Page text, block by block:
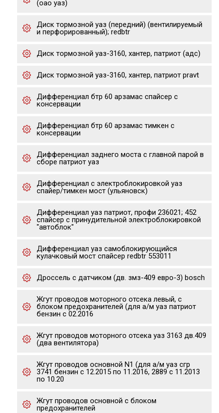
(оао уаз)
Диск тормозной уаз (передний) (вентилируемый
и перфорированный); redbtr
Диск тормозной уаз-3160, хантер, патриот (адс)
Диск тормозной уаз-3160, хантер, патриот pravt
Дифференциал бтр 60 арзамас спайсер с
консервации
Дифференциал бтр 60 арзамас тимкен с
консервации
Дифференциал заднего моста с главной парой в
сборе патриот уаз
Дифференциал с электроблокировкой уаз
спайер/тимкен мост (ульяновск)
Дифференциал уаз патриот, профи 236021; 452
спайсер с принудительной электроблокировкой
"автоблок"
Дифференциал уаз самоблокирующийся
кулачковый мост спайсер redbtr 553011
Дроссель с датчиком (дв. змз-409 евро-3) bosch
Жгут проводов моторного отсека левый, с
блоком предохранителей (для а/м уаз патриот
бензин с 02.2016
Жгут проводов моторного отсека уаз 3163 дв.409
(два вентилятора)
Жгут проводов основной N1 (для а/м уаз сгр
3741 бензин с 12.2015 по 11.2016, 2889 с 11.2013
по 10.20
Жгут проводов основной с блоком
предохранителей